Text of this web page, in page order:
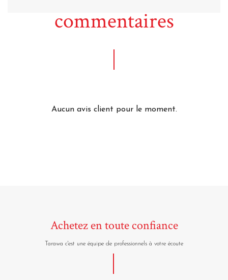
commentaires
Aucun avis client pour le moment.
Achetez en toute confiance
Tarawa c'est une équipe de professionnels à votre écoute